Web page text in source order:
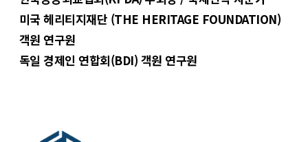
미국 헤리티지재단 (THE HERITAGE FOUNDATION)
객원 연구원
독일 경제인 연합회(BDI) 객원 연구원